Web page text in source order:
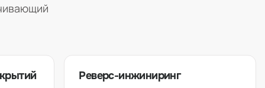
Реверс-инжиниринг